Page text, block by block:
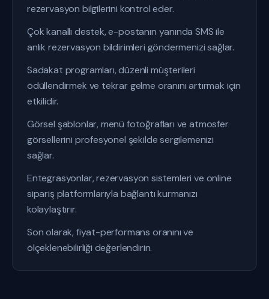
rezervasyon bilgilerini kontrol eder.
Çok kanallı destek, e-postanın yanında SMS ile
anlık rezervasyon bildirimleri göndermenizi sağlar.
Sadakat programları, düzenli müşterileri
ödüllendirmek ve tekrar gelme oranını artırmak için
etkilidir.
Görsel şablonlar, menü fotoğrafları ve atmosfer
görsellerini profesyonel şekilde sergilemenizi
sağlar.
Entegrasyonlar, rezervasyon sistemleri ve online
sipariş platformlarıyla bağlantı kurmanızı
kolaylaştırır.
Son olarak, fiyat-performans oranını ve
ölçeklenebilirliği değerlendirin.